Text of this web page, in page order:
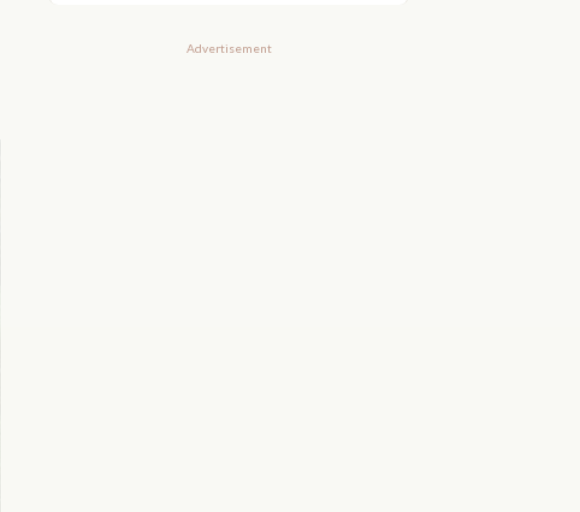
Advertisement